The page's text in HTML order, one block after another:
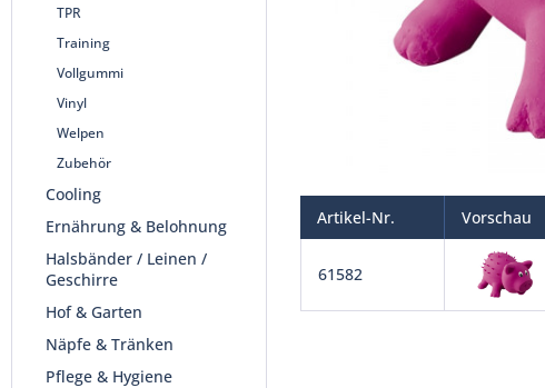
TPR
Training
Vollgummi
Vinyl
Welpen
Zubehör
Cooling
Ernährung & Belohnung
Halsbänder / Leinen /
Geschirre
Hof & Garten
Näpfe & Tränken
Pflege & Hygiene
Artikel-Nr. Vorschau
61582